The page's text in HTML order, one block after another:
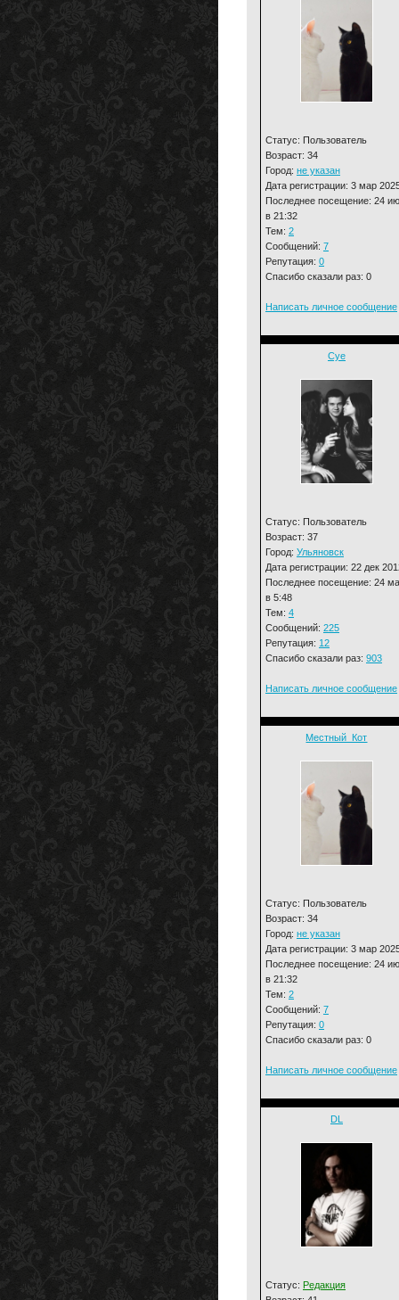
Статус: Пользователь
Возраст: 34
Город: не указан
Дата регистрации: 3 мар
Последнее посещение: 24
в 21:32
Тем: 2
Сообщений: 7
Репутация: 0
Спасибо сказали раз: 0
Написать личное сообщение
Cye
Статус: Пользователь
Возраст: 37
Город: Ульяновск
Дата регистрации: 22 дек
Последнее посещение: 24
в 5:48
Тем: 4
Сообщений: 225
Репутация: 12
Спасибо сказали раз: 903
Написать личное сообщение
Местный_Кот
Статус: Пользователь
Возраст: 34
Город: не указан
Дата регистрации: 3 мар
Последнее посещение: 24
в 21:32
Тем: 2
Сообщений: 7
Репутация: 0
Спасибо сказали раз: 0
Написать личное сообщение
DL
Статус: Редакция